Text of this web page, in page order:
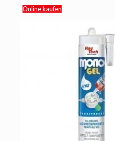
Online kaufen